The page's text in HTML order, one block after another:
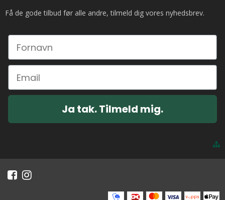
Få de gode tilbud før alle andre, tilmeld dig vores nyhedsbrev.
Ja tak. Tilmeld mig.